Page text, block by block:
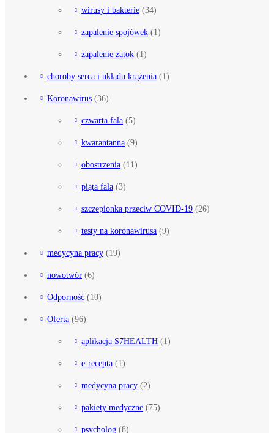
wirusy i bakterie (34)
zapalenie spojówek (1)
zapalenie zatok (1)
choroby serca i układu krążenia (1)
Koronawirus (36)
czwarta fala (5)
kwarantanna (9)
obostrzenia (11)
piąta fala (3)
szczepionka przeciw COVID-19 (26)
testy na koronawirusa (9)
medycyna pracy (19)
nowotwór (6)
Odporność (10)
Oferta (96)
aplikacja S7HEALTH (1)
e-recepta (1)
medycyna pracy (2)
pakiety medyczne (75)
psycholog (8)